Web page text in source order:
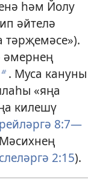
һәм Йолу
әйтелә
тәрҗемәсе»).
әмернең
b . Муса кануны
«яңа
килешү
8:7—
2:15).